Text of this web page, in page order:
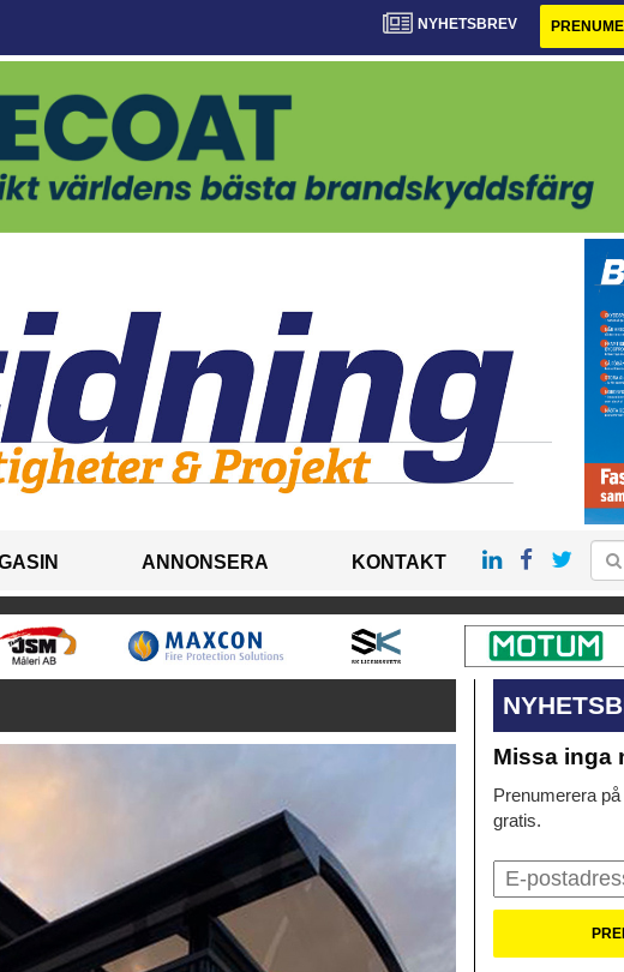
NYHETSBREV
ANNONSERA KONTAKT
Missa inga
Prenumerera
gratis.